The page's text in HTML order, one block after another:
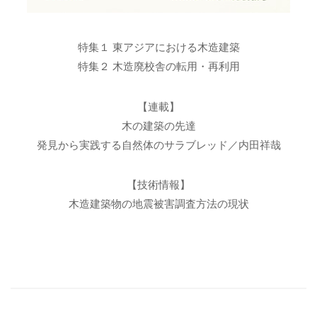
特集１ 東アジアにおける木造建築
特集２ 木造廃校舎の転用・再利用
【連載】
木の建築の先達
発見から実践する自然体のサラブレッド／内田祥哉
【技術情報】
木造建築物の地震被害調査方法の現状